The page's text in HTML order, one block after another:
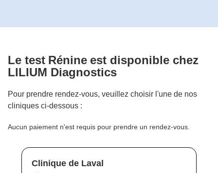
Le test Rénine est disponible chez
LILIUM Diagnostics
Pour prendre rendez-vous, veuillez choisir l'une de nos
cliniques ci-dessous :
Aucun paiement n'est requis pour prendre un rendez-vous.
Clinique de Laval